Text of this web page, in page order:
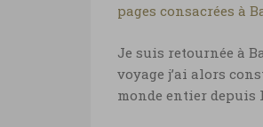
pages consacrées à
Je suis retournée à
voyage j’ai alors
monde entier depuis